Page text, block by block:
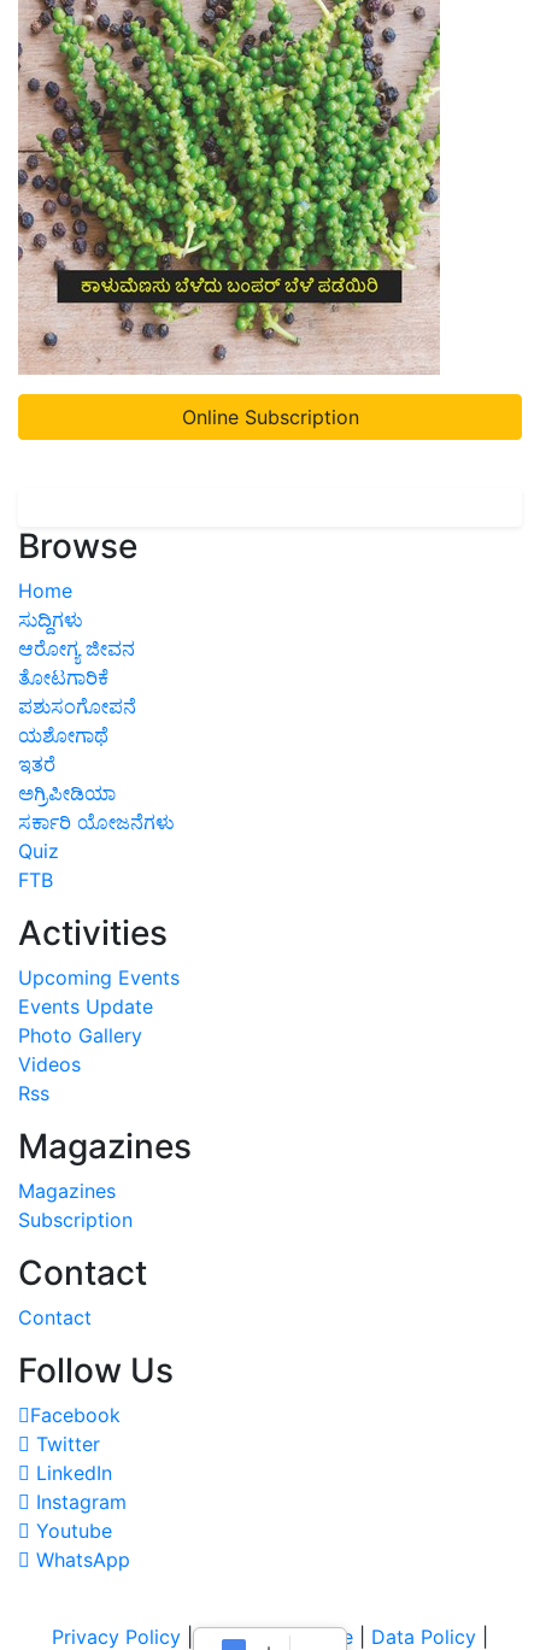
Online Subscription
Browse
Home
ಸುದ್ದಿಗಳು
ಆರೋಗ್ಯ ಜೀವನ
ತೋಟಗಾರಿಕೆ
ಪಶುಸಂಗೋಪನೆ
ಯಶೋಗಾಥೆ
ಇತರೆ
ಅಗ್ರಿಪೀಡಿಯಾ
ಸರ್ಕಾರಿ ಯೋಜನೆಗಳು
Quiz
FTB
Activities
Upcoming Events
Events Update
Photo Gallery
Videos
Rss
Magazines
Magazines
Subscription
Contact
Contact
Follow Us
Facebook
Twitter
LinkedIn
Instagram
Youtube
WhatsApp
Privacy Policy |Terms of Service Data Policy